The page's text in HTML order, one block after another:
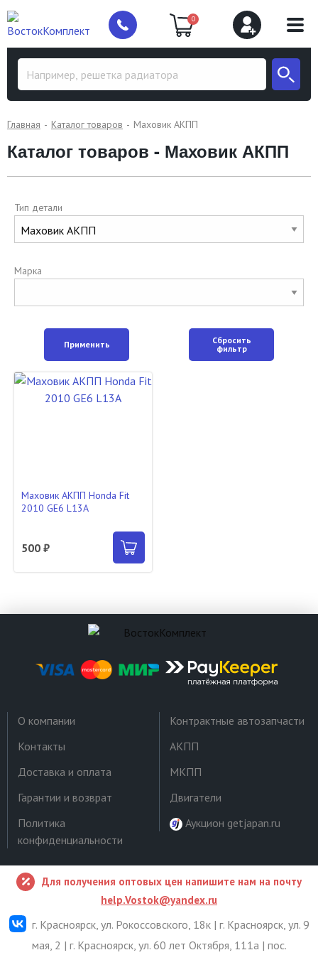
0
Главная Каталог товаров Маховик АКПП
Каталог товаров - Маховик АКПП
Тип детали
Марка
Применить
Сбросить
фильтр
Маховик АКПП Honda Fit
2010 GE6 L13A
500 ₽
О компании
Контакты
Доставка и оплата
Гарантии и возврат
Политика
конфиденциальности
Контрактные автозапчасти
АКПП
МКПП
Двигатели
Аукцион getjapan.ru
Для получения оптовых цен напишите нам на почту
help.Vostok@yandex.ru
г. Красноярск, ул. Рокоссовского, 18к | г. Красноярск, ул. 9
мая, 2 | г. Красноярск, ул. 60 лет Октября, 111а | пос.